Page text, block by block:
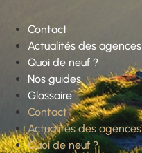
Contact
Actualités des agences
Quoi de neuf ?
Nos guides
Glossaire
Contact
Actualités des agences
Quoi de neuf ?